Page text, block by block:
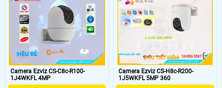
dọc: 120°),Hỗ trợ thẻ nhớ MicroSD
Card lên đến 256GB,Hỗ trợ 1 cổng
LAN RJ45,tính năng thông minh
24/24 đem lại tầm nhìn rõ ràng
Camera Ezviz CS-C8c-R100-
1J4WKFL 4MP
Camera Ezviz CS-H8c-R200-
1J5WKFL 5MP 360